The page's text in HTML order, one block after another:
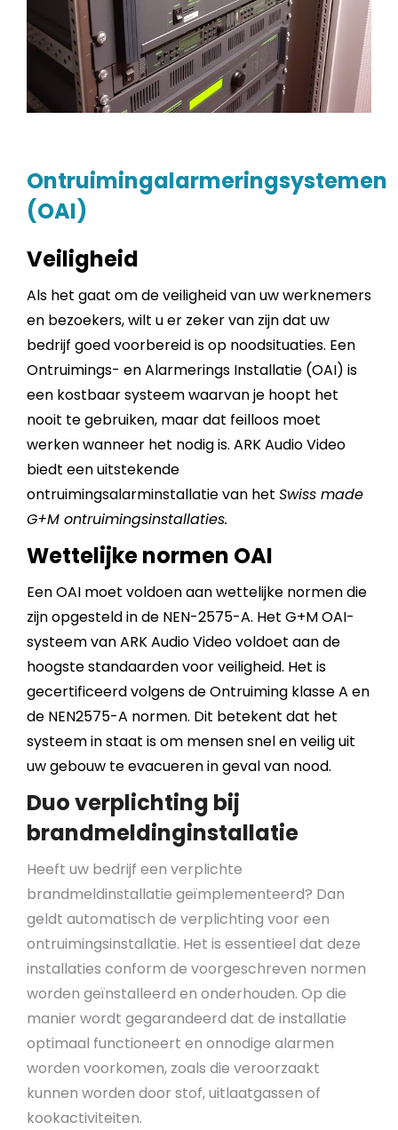
Ontruimingalarmeringsystemen
(OAI)
Veiligheid
Als het gaat om de veiligheid van uw werknemers
en bezoekers, wilt u er zeker van zijn dat uw
bedrijf goed voorbereid is op noodsituaties. Een
Ontruimings- en Alarmerings Installatie (OAI) is
een kostbaar systeem waarvan je hoopt het
nooit te gebruiken, maar dat feilloos moet
werken wanneer het nodig is. ARK Audio Video
biedt een uitstekende
ontruimingsalarminstallatie van het Swiss made
G+M ontruimingsinstallaties.
Wettelijke normen OAI
Een OAI moet voldoen aan wettelijke normen die
zijn opgesteld in de NEN-2575-A. Het G+M OAI-
systeem van ARK Audio Video voldoet aan de
hoogste standaarden voor veiligheid. Het is
gecertificeerd volgens de Ontruiming klasse A en
de NEN2575-A normen. Dit betekent dat het
systeem in staat is om mensen snel en veilig uit
uw gebouw te evacueren in geval van nood.
Duo verplichting bij
brandmeldinginstallatie
Heeft uw bedrijf een verplichte
brandmeldinstallatie geïmplementeerd? Dan
geldt automatisch de verplichting voor een
ontruimingsinstallatie. Het is essentieel dat deze
installaties conform de voorgeschreven normen
worden geïnstalleerd en onderhouden. Op die
manier wordt gegarandeerd dat de installatie
optimaal functioneert en onnodige alarmen
worden voorkomen, zoals die veroorzaakt
kunnen worden door stof, uitlaatgassen of
kookactiviteiten.